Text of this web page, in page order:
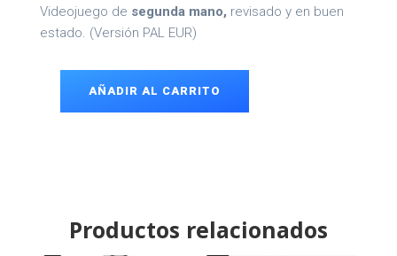
Videojuego de segunda mano, revisado y en buen
estado. (Versión PAL EUR)
Game
AÑADIR AL CARRITO
Productos relacionados